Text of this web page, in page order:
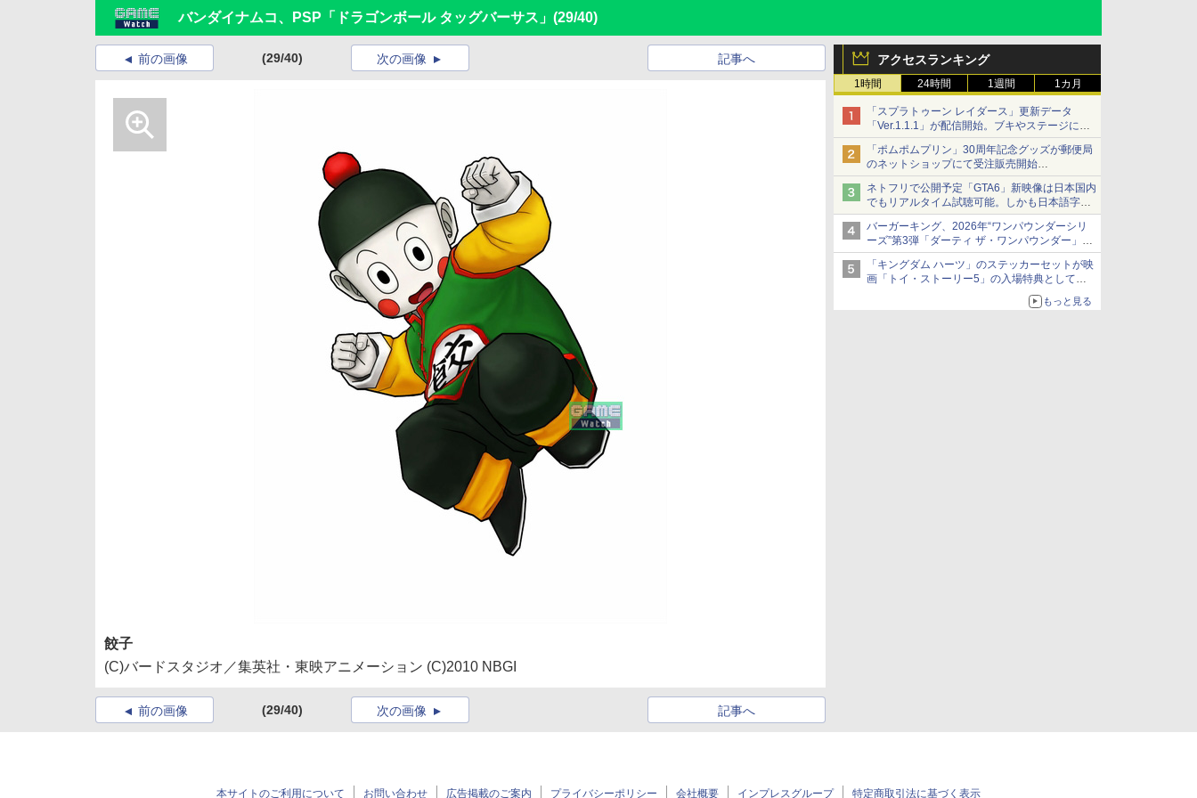
バンダイナムコ、PSP「ドラゴンボール タッグバーサス」 (29/40)
アクセスランキング
1時間 24時間 1週間 1カ月
「スプラトゥーン レイダース」更新データ
「Ver.1.1.1」が配信開始。ブキやステージに関
する不具合を修正
「ポムポムプリン」30周年記念グッズが郵便局
のネットショップにて受注販売開始
「おもちもちもちクッション」など今年だけの
限定商品が登場
ネトフリで公開予定「GTA6」新映像は日本国内
でもリアルタイム試聴可能。しかも日本語字幕
付き
Netflixから公式回答あり
バーガーキング、2026年“ワンパウンダーシリ
ーズ”第3弾「ダーティ ザ・ワンパウンダー」を
8月7日発売
「特製ガーリックマヨソース」を使用した超大
型チーズバーガー
「キングダム ハーツ」のステッカーセットが映
画「トイ・ストーリー5」の入場特典として配
本日8月7日より先着・数量限定で配布
もっと見る
前の画像 (29/40) 記事へ
次の画像
餃子
(C)バードスタジオ／集英社・東映アニメーション (C)2010 NBGI
前の画像 (29/40) 記事へ
次の画像
本サイトのご利用について お問い合わせ 広告掲載のご案内 プライバシーポリシー 会社概要 インプレスグループ 特定商取引法に基づく表示